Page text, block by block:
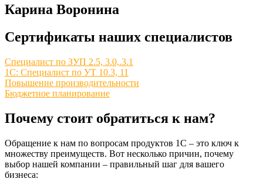
Карина Воронина
Сертификаты наших специалистов
Специалист по ЗУП 2.5, 3.0,.3.1
1С: Специалист по УТ 10.3, 11
Повышение производительности
Бюджетное планирование
Почему стоит обратиться к нам?
Обращение к нам по вопросам продуктов 1C – это ключ к
множеству преимуществ. Вот несколько причин, почему
выбор нашей компании – правильный шаг для вашего
бизнеса: